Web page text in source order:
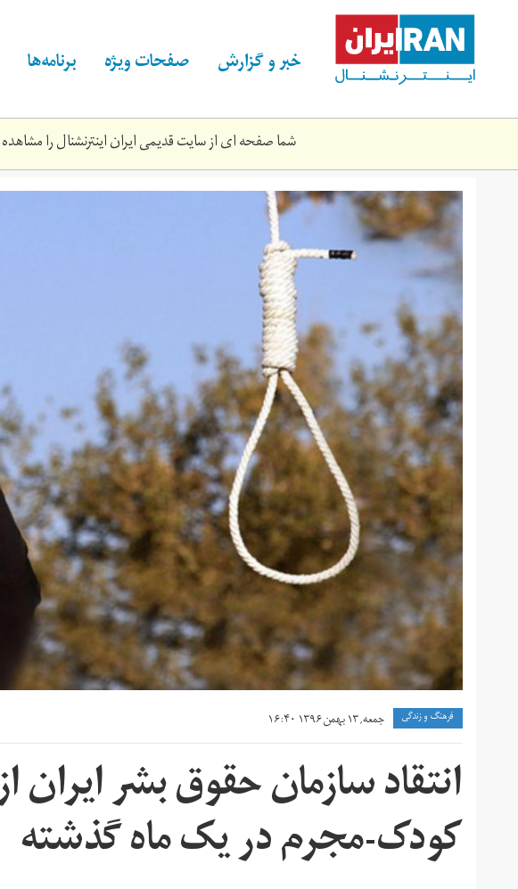
content خبر و گزارش صفحات ویژه برنامه‌ها
شما صفحه ای از سایت قدیمی ایران اینترنشنال را
001.jpg
فرهنگ و زندگی جمعه, ۱۳ بهمن ۱۳۹۶ ۱۶:۴۰
انتقاد سازمان حقوق بشر
کودک-مجرم در یک ماه گذشته